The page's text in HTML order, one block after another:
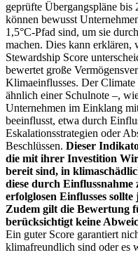
geprüfte Übergangspläne
können bewusst
1,5°C-Pfad sind, um sie
machen. Dies kann erklären,
Stewardship Score
bewertet große
Klimaeinflusses. Der Climate
ähnlich einer Schulnote –,
Unternehmen im Einklang
beeinflusst, etwa durch
Eskalationsstrategien oder
Beschlüssen. Dieser
die mit ihrer Investition
bereit sind, in
diese durch Einflussnahme
erfolglosen Einflusses
Zudem gilt die Bewertung
berücksichtigt keine
Ein guter Score garantiert
klimafreundlich sind oder es